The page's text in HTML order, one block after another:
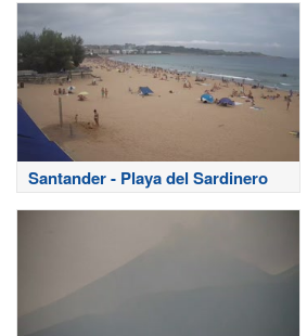
Santander - Playa del Sardinero